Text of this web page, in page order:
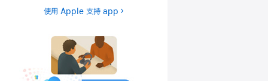
使用 Apple 支持 app